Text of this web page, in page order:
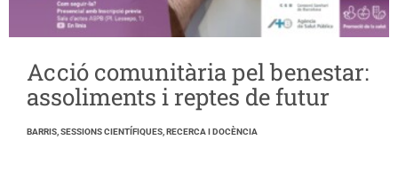
Acció comunitària pel benestar:
assoliments i reptes de futur
BARRIS, SESSIONS CIENTÍFIQUES, RECERCA I DOCÈNCIA